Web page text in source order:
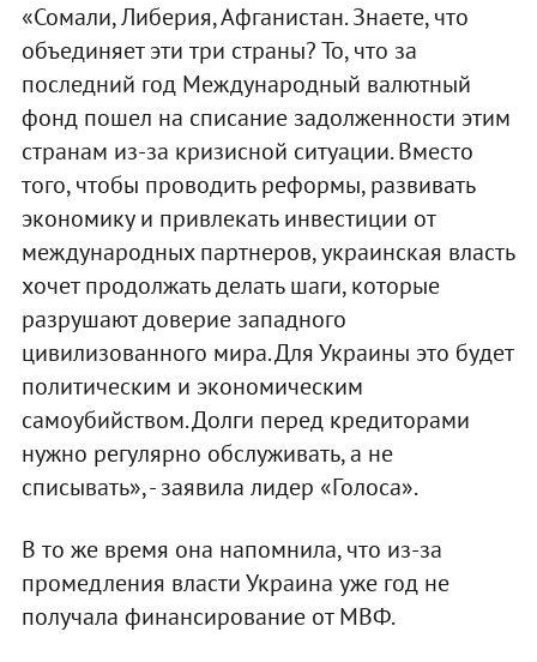
«Сомали, Либерия, Афганистан. Знаете, что
объединяет эти три страны? То, что за
последний год Международный валютный
фонд пошел на списание задолженности этим
странам из-за кризисной ситуации. Вместо
того, чтобы проводить реформы, развивать
экономику и привлекать инвестиции от
международных партнеров, украинская власть
хочет продолжать делать шаги, которые
разрушают доверие западного
цивилизованного мира. Для Украины это будет
политическим и экономическим
самоубийством. Долги перед кредиторами
нужно регулярно обслуживать, а не
списывать», - заявила лидер «Голоса».
В то же время она напомнила, что из-за
промедления власти Украина уже год не
получала финансирование от МВФ.